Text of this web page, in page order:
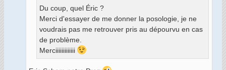
Du coup, quel Éric ?
Merci d'essayer de me donner la posologie, je ne
voudrais pas me retrouver pris au dépourvu en cas
de problème.
Merciiiiiiiiiiiii